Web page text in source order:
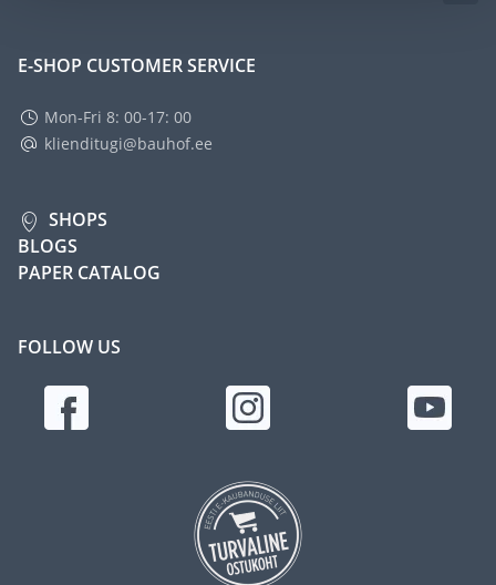
E-SHOP CUSTOMER SERVICE
Mon-Fri 8: 00-17: 00
klienditugi@bauhof.ee
SHOPS
BLOGS
PAPER CATALOG
FOLLOW US